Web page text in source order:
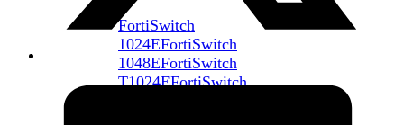
FortiSwitch
1024EFortiSwitch
1048EFortiSwitch
T1024EFortiSwitch